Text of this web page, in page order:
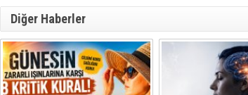
Diğer Haberler